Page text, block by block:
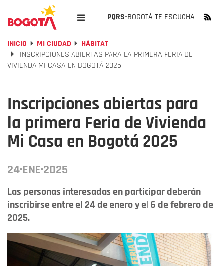
PQRS-BOGOTÁ TE ESCUCHA
INICIO MI CIUDAD
HÁBITAT
INSCRIPCIONES ABIERTAS PARA LA PRIMERA FERIA DE
VIVIENDA MI CASA EN BOGOTÁ 2025
Inscripciones abiertas para
la primera Feria de Vivienda
Mi Casa en Bogotá 2025
24·ENE·2025
Las personas interesadas en participar deberán
inscribirse entre el 24 de enero y el 6 de febrero de
2025.